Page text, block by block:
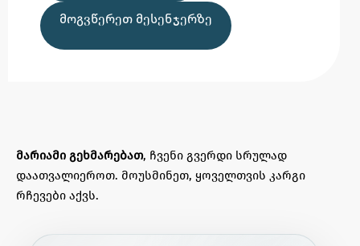
ᲛᲝᲒᲕᲬᲔᲠᲔᲗ ᲛᲔᲡᲔᲜᲯᲔᲠᲖᲔ
მარიამი გეხმარებათ, ჩვენი გვერდი სრულად
დაათვალიეროთ. მოუსმინეთ, ყოველთვის კარგი
რჩევები აქვს.